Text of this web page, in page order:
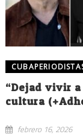
“Dejad vivir
cultura
febrero 16, 2026